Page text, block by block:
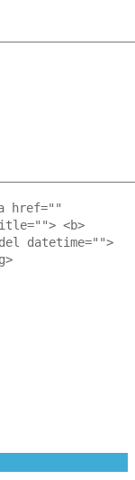
href=""
<b>
datetime="">